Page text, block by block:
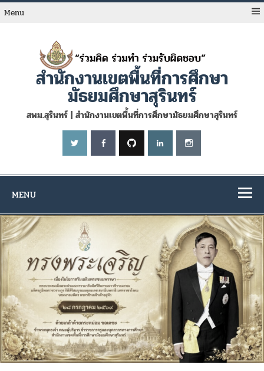
Skip
toMenu
สำนักงานเขตพื้นที่การศึกษา
มัธยมศึกษาสุรินทร์
สพม.สุรินทร์ | สำนักงานเขตพื้นที่การศึกษามัธยมศึกษาสุรินทร์
MENU